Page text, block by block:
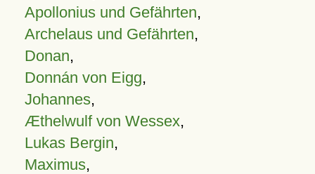
Apollonius und Gefährten,
Archelaus und Gefährten,
Donan,
Donnán von Eigg,
Johannes,
Æthelwulf von Wessex,
Lukas Bergin,
Maximus,